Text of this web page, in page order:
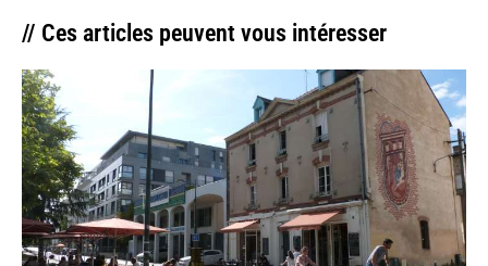
// Ces articles peuvent vous intéresser